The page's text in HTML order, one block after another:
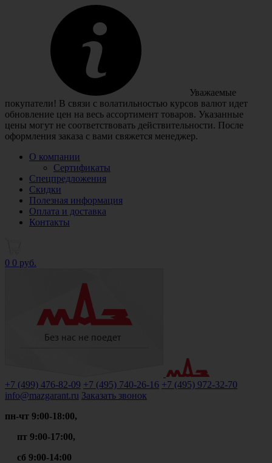
Уважаемые
покупатели! В связи с волатильностью курсов валют идет
обновление цен на весь ассортимент товаров. Указанные
цены могут не соответствовать действительности. После
оформления заказа с вами свяжется менеджер.
О компании
Сертификаты
Спецпредложения
Скидки
Полезная информация
Оплата и доставка
Контакты
0 0 руб.
+7 (499) 476-82-09 +7 (495) 740-26-16 +7 (495) 972-32-70
info@mazgarant.ru Заказать звонок
пн-чт 9:00-18:00,
пт 9:00-17:00,
сб 9:00-14:00